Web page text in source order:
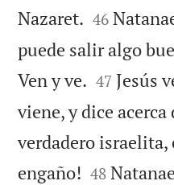
Nazaret. 

46
puede salir algo
Ven y ve. 

47 Jesús
viene, y dice acerca
verdadero
engaño! 

48